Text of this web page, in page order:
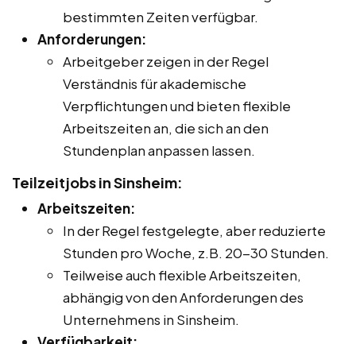
bestimmten Zeiten verfügbar.
Anforderungen:
Arbeitgeber zeigen in der Regel
Verständnis für akademische
Verpflichtungen und bieten flexible
Arbeitszeiten an, die sich an den
Stundenplan anpassen lassen.
Teilzeitjobs in Sinsheim:
Arbeitszeiten:
In der Regel festgelegte, aber reduzierte
Stunden pro Woche, z.B. 20-30 Stunden.
Teilweise auch flexible Arbeitszeiten,
abhängig von den Anforderungen des
Unternehmens in Sinsheim.